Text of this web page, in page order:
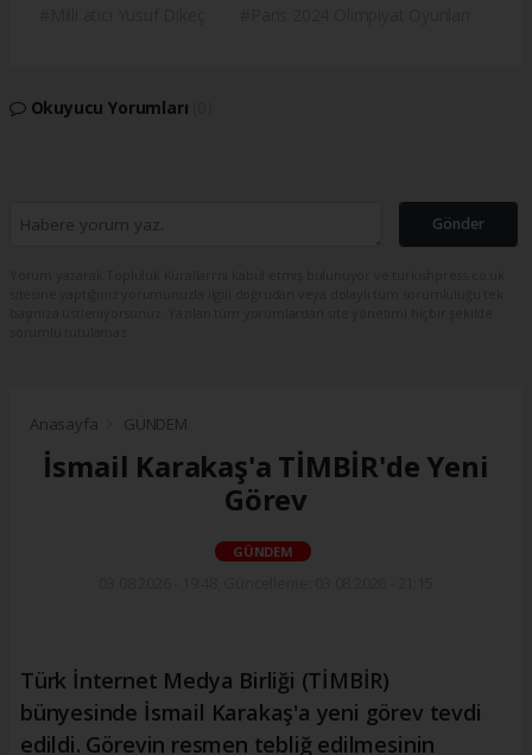
Okuyucu Yorumları
Gönder
Anasayfa GÜNDEM
İsmail Karakaş'a TİMBİR'de Yeni
Görev
GÜNDEM
Türk İnternet Medya Birliği (TİMBİR)
bünyesinde İsmail Karakaş'a yeni görev tevdi
edildi. Görevin resmen tebliğ edilmesinin